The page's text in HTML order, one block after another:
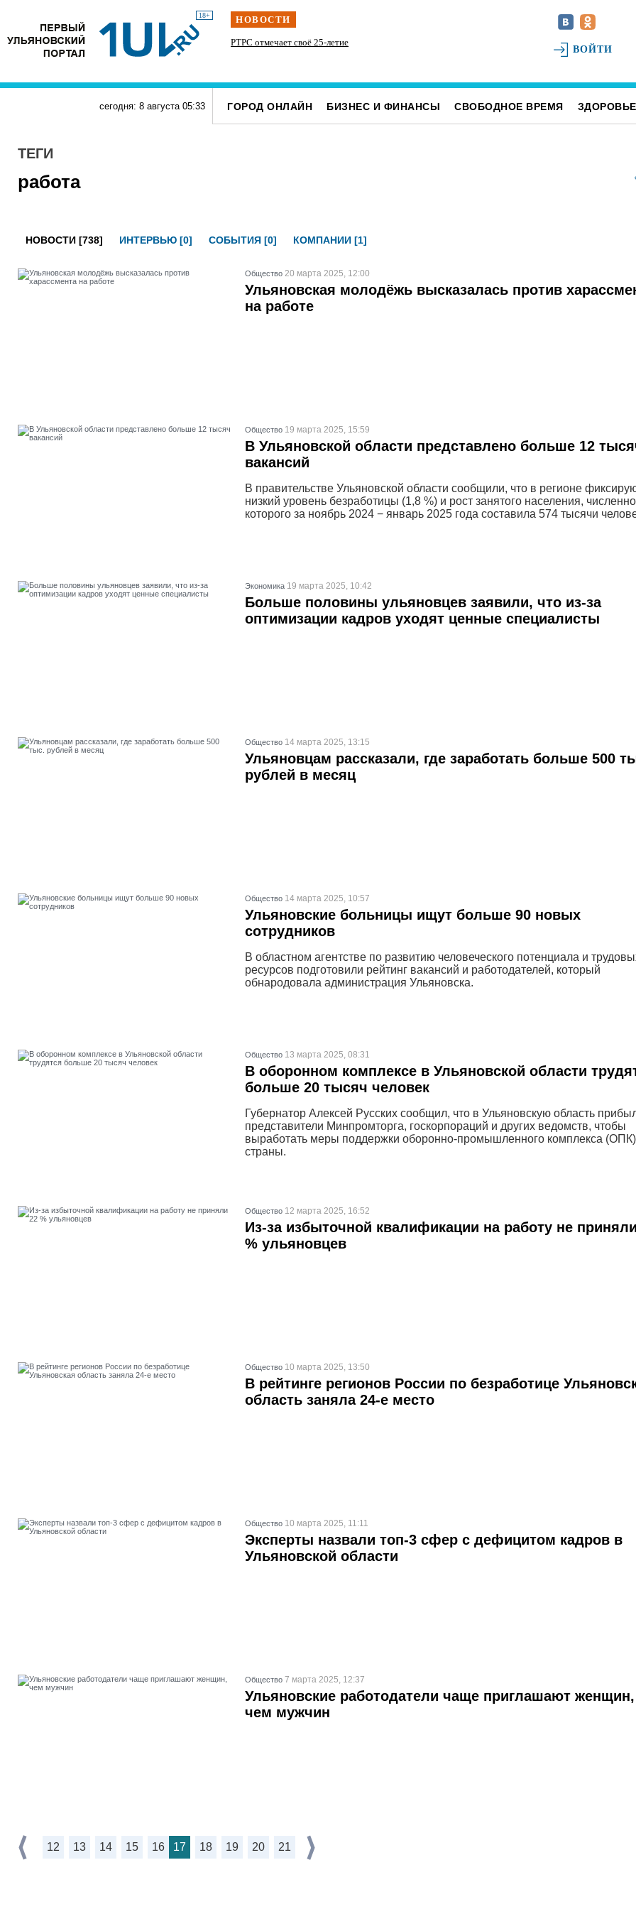
18+ НОВОСТИ
силачи Наше наследие: история первых «небоскрёбов»
Ульяновска
РТРС отмечает своё 25-летие
На ульяновском фестивале «Наше время» силачи
поднимут более 300 килограммов и выступит
ВОЙТИ
сегодня: 8 августа 05:33 ГОРОД ОНЛАЙН БИЗНЕС И ФИНАНСЫ СВОБОДНОЕ ВРЕМЯ ЗДОРОВЬЕ
ТЕГИ
работа
НОВОСТИ [738] ИНТЕРВЬЮ [0] СОБЫТИЯ [0] КОМПАНИИ [1]
Общество 20 марта 2025, 12:00
Ульяновская молодёжь высказалась против
на работе
Общество 19 марта 2025, 15:59
В Ульяновской области представлено больше 12
вакансий
В правительстве Ульяновской области сообщили, что в регионе
низкий уровень безработицы (1,8 %) и рост занятого населения,
которого за ноябрь 2024 − январь 2025 года составила 574 тысячи
Экономика 19 марта 2025, 10:42
Больше половины ульяновцев заявили, что из-за
оптимизации кадров уходят ценные специалисты
Общество 14 марта 2025, 13:15
Ульяновцам рассказали, где заработать больше 500
рублей в месяц
Общество 14 марта 2025, 10:57
Ульяновские больницы ищут больше 90 новых
сотрудников
В областном агентстве по развитию человеческого потенциала и
ресурсов подготовили рейтинг вакансий и работодателей, который
обнародовала администрация Ульяновска.
Общество 13 марта 2025, 08:31
В оборонном комплексе в Ульяновской области
больше 20 тысяч человек
Губернатор Алексей Русских сообщил, что в Ульяновскую область
представители Минпромторга, госкорпораций и других ведомств, чтобы
выработать меры поддержки оборонно-промышленного комплекса (ОПК)
страны.
Общество 12 марта 2025, 16:52
Из-за избыточной квалификации на работу не
% ульяновцев
Общество 10 марта 2025, 13:50
В рейтинге регионов России по безработице
область заняла 24-е место
Общество 10 марта 2025, 11:11
Эксперты назвали топ-3 сфер с дефицитом кадров в
Ульяновской области
Общество 7 марта 2025, 12:37
Ульяновские работодатели чаще приглашают женщин,
чем мужчин
12 13 14 15 16 17 18 19 20 21